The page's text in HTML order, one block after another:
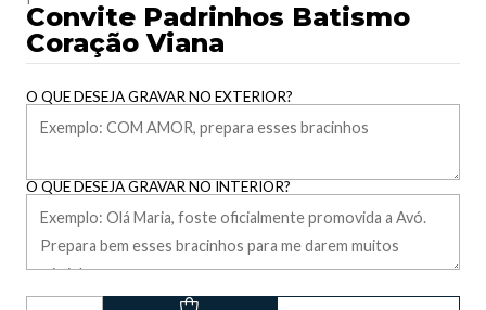
Convite Padrinhos Batismo
Coração Viana
O QUE DESEJA GRAVAR NO EXTERIOR?
O QUE DESEJA GRAVAR NO INTERIOR?